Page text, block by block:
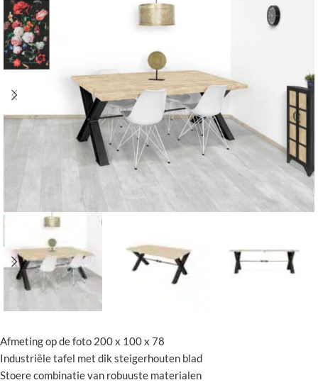
Afmeting op de foto 200 x 100 x 78
Industriële tafel met dik steigerhouten blad
Stoere combinatie van robuuste materialen